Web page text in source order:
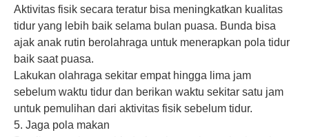
Aktivitas fisik secara teratur bisa meningkatkan kualitas
tidur yang lebih baik selama bulan puasa. Bunda bisa
ajak anak rutin berolahraga untuk menerapkan pola tidur
baik saat puasa.
Lakukan olahraga sekitar empat hingga lima jam
sebelum waktu tidur dan berikan waktu sekitar satu jam
untuk pemulihan dari aktivitas fisik sebelum tidur.
5. Jaga pola makan